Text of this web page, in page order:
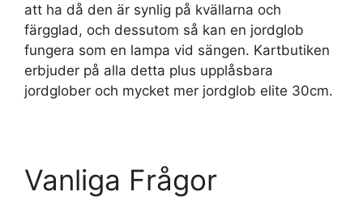
att ha då den är synlig på kvällarna och
färgglad, och dessutom så kan en jordglob
fungera som en lampa vid sängen. Kartbutiken
erbjuder på alla detta plus upplåsbara
jordglober och mycket mer jordglob elite 30cm.
Vanliga Frågor